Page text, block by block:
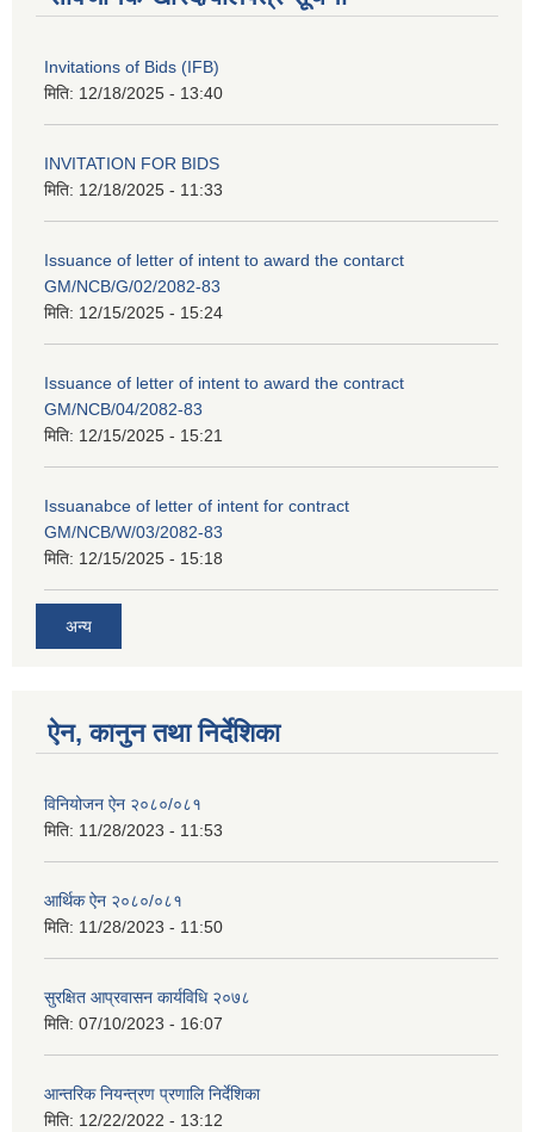
Invitations of Bids (IFB)
मिति: 12/18/2025 - 13:40
INVITATION FOR BIDS
मिति: 12/18/2025 - 11:33
Issuance of letter of intent to award the contarct
GM/NCB/G/02/2082-83
मिति: 12/15/2025 - 15:24
Issuance of letter of intent to award the contract
GM/NCB/04/2082-83
मिति: 12/15/2025 - 15:21
Issuanabce of letter of intent for contract
GM/NCB/W/03/2082-83
मिति: 12/15/2025 - 15:18
अन्य
ऐन, कानुन तथा निर्देशिका
विनियोजन ऐन २०८०/०८१
मिति: 11/28/2023 - 11:53
आर्थिक ऐन २०८०/०८१
मिति: 11/28/2023 - 11:50
सुरक्षित आप्रवासन कार्यविधि २०७८
मिति: 07/10/2023 - 16:07
आन्तरिक नियन्त्रण प्रणालि निर्देशिका
मिति: 12/22/2022 - 13:12